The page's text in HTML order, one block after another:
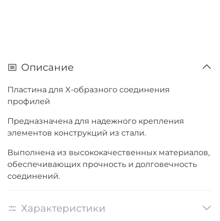
Описание
Пластина для X-образного соединения
профилей
Предназначена для надежного крепления
элементов конструкций из стали.
Выполнена из высококачественных материалов,
обеспечивающих прочность и долговечность
соединений.
Характеристики